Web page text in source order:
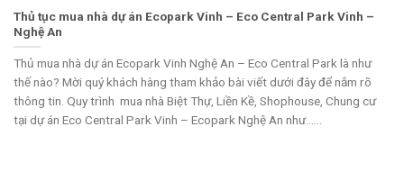
Thủ tục mua nhà dự án Ecopark Vinh – Eco Central Park Vinh –
Nghệ An
Thủ mua nhà dự án Ecopark Vinh Nghệ An – Eco Central Park là như
thế nào? Mời quý khách hàng tham khảo bài viết dưới đây để nắm rõ
thông tin. Quy trình mua nhà Biệt Thự, Liền Kề, Shophouse, Chung cư
tại dự án Eco Central Park Vinh – Ecopark Nghệ An như......